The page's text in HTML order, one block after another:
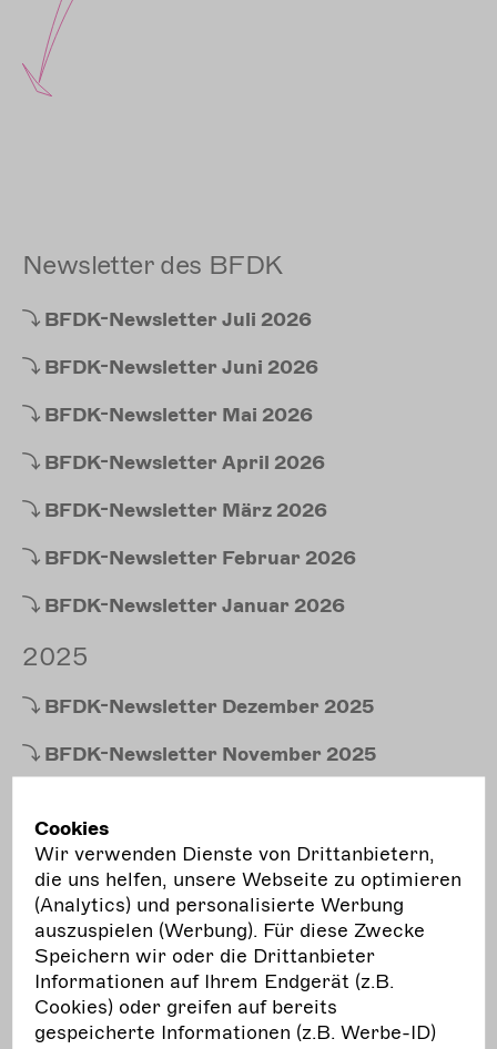
Newsletter des BFDK
BFDK-Newsletter Juli 2026
BFDK-Newsletter Juni 2026
BFDK-Newsletter Mai 2026
BFDK-Newsletter April 2026
BFDK-Newsletter März 2026
BFDK-Newsletter Februar 2026
BFDK-Newsletter Januar 2026
2025
BFDK-Newsletter Dezember 2025
BFDK-Newsletter November 2025
BFDK-NewsletterSeptember 2025
BFDK-NewsletterAugust 2025
BFDK-NewsletterJuli 2025
BFDK-NewsletterJuni 2025
BFDK-NewsletterMai 2025
Cookies
Wir verwenden Dienste von Drittanbietern,
die uns helfen, unsere Webseite zu optimieren
(Analytics) und personalisierte Werbung
auszuspielen (Werbung). Für diese Zwecke
Speichern wir oder die Drittanbieter
Informationen auf Ihrem Endgerät (z.B.
Cookies) oder greifen auf bereits
gespeicherte Informationen (z.B. Werbe-ID)